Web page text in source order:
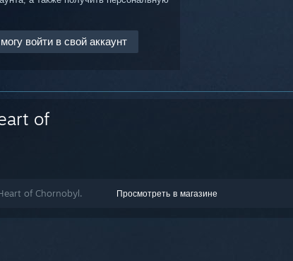
войти в свой аккаунт
of
Просмотреть в магазине
of Chornobyl.